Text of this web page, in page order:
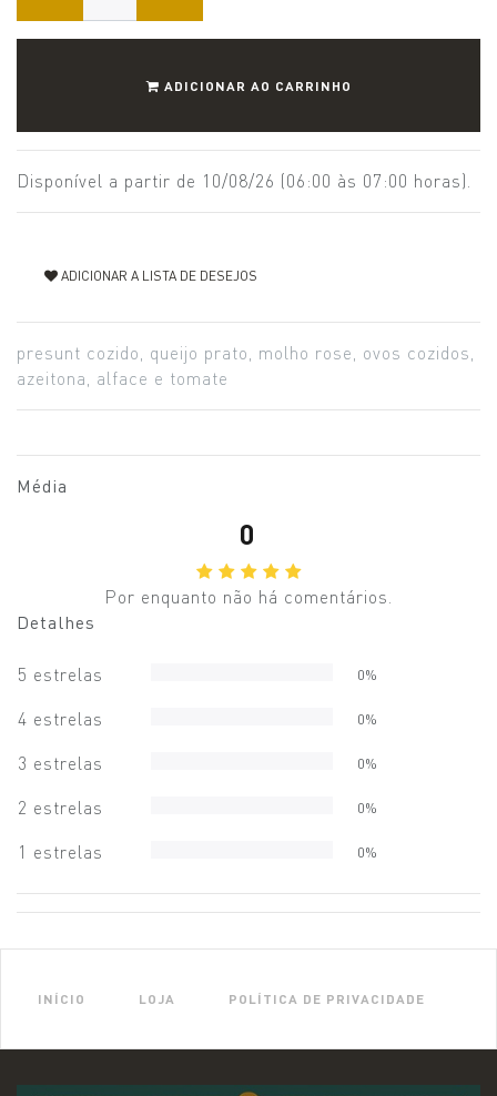
ADICIONAR AO CARRINHO
Disponível a partir de 10/08/26 (06:00 às 07:00 horas).
ADICIONAR A LISTA DE DESEJOS
presunt cozido, queijo prato, molho rose, ovos cozidos,
azeitona, alface e tomate
Média
0
Por enquanto não há comentários.
Detalhes
5 estrelas 0%
4 estrelas 0%
3 estrelas 0%
2 estrelas 0%
1 estrelas 0%
INÍCIO LOJA POLÍTICA DE PRIVACIDADE